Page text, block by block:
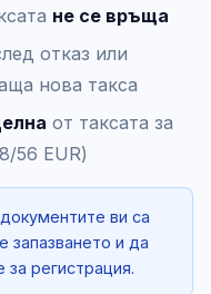
не се връща
отказ или
нова такса
от таксата за
56 EUR)
ви са
запазването и да
регистрация.